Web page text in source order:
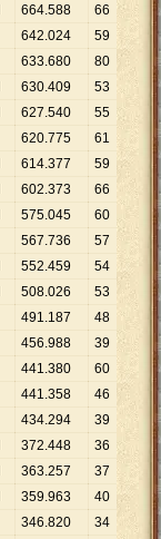
664.588
66
642.024
59
633.680
80
630.409
53
627.540
55
620.775
61
614.377
59
602.373
66
575.045
60
567.736
57
552.459
54
508.026
53
491.187
48
456.988
39
441.380
60
441.358
46
434.294
39
372.448
36
363.257
37
359.963
40
346.820
34